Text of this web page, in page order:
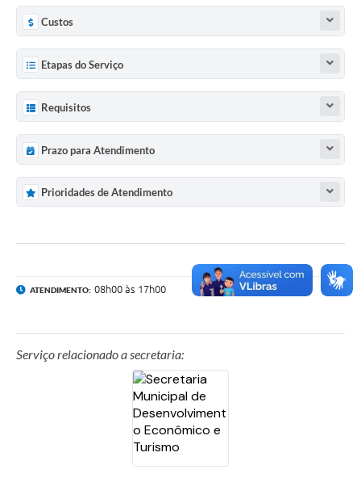
Custos
Etapas do Serviço
Requisitos
Prazo para Atendimento
Prioridades de Atendimento
ATENDIMENTO: 08h00 às 17h00
Serviço relacionado a secretaria: